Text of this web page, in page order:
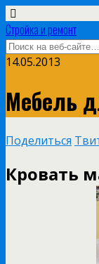
Стройка и ремонт
14.05.2013
Мебель
Поделиться
Кровать